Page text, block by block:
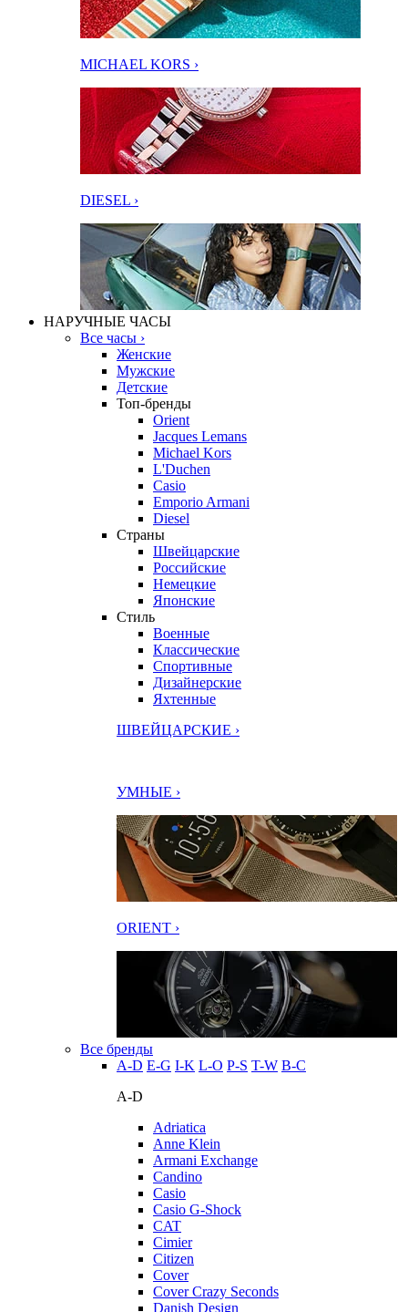
MICHAEL KORS ›
DIESEL ›
НАРУЧНЫЕ ЧАСЫ
Все часы ›
Женские
Мужские
Детские
Топ-бренды
Orient
Jacques Lemans
Michael Kors
L'Duchen
Casio
Emporio Armani
Diesel
Страны
Швейцарские
Российские
Немецкие
Японские
Стиль
Военные
Классические
Спортивные
Дизайнерские
Яхтенные
ШВЕЙЦАРСКИЕ ›
УМНЫЕ ›
ORIENT ›
Все бренды
A-D E-G I-K L-O P-S T-W В-С
A-D
Adriatica
Anne Klein
Armani Exchange
Candino
Casio
Casio G-Shock
CAT
Cimier
Citizen
Cover
Cover Crazy Seconds
Danish Design